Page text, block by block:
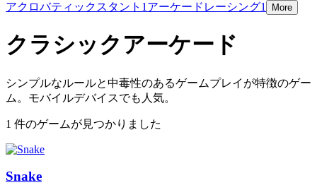
アクロバティックスタント 1 アーケードレーシング1 More
クラシックアーケード
シンプルなルールと中毒性のあるゲームプレイが特徴のゲー
ム。モバイルデバイスでも人気。
1 件のゲームが見つかりました
Snake